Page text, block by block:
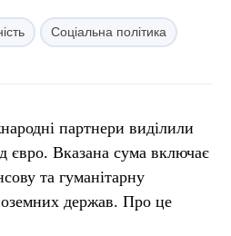
Соціальна політика
партнери виділили
євро. Вказана сума включає
та гуманітарну
держав. Про це